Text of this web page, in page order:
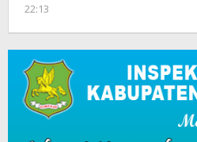
22:13